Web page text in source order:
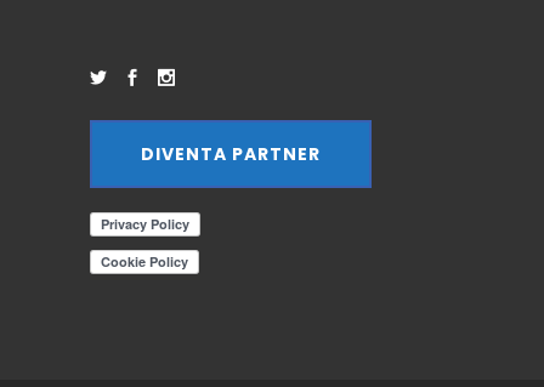
DIVENTA PARTNER